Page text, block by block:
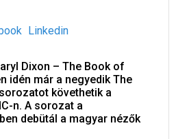
Linkedin
Dixon – The Book of
idén már a negyedik The
követhetik a
n. A sorozat a
debütál a magyar nézők